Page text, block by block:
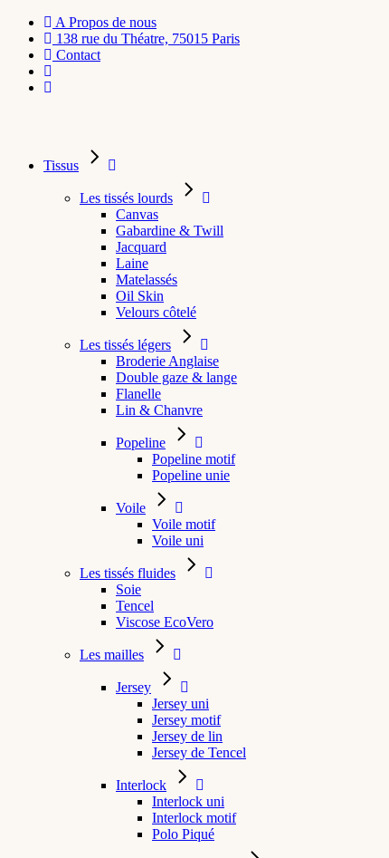
A Propos de nous
138 rue du Théatre, 75015 Paris
Contact
Tissus
Les tissés lourds
Canvas
Gabardine & Twill
Jacquard
Laine
Matelassés
Oil Skin
Velours côtelé
Les tissés légers
Broderie Anglaise
Double gaze & lange
Flanelle
Lin & Chanvre
Popeline
Popeline motif
Popeline unie
Voile
Voile motif
Voile uni
Les tissés fluides
Soie
Tencel
Viscose EcoVero
Les mailles
Jersey
Jersey uni
Jersey motif
Jersey de lin
Jersey de Tencel
Interlock
Interlock uni
Interlock motif
Polo Piqué